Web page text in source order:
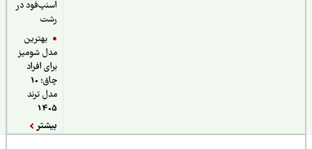
اسنپ‌فود در
بهترین
مدل شومیز
برای افراد
چاق؛ 10
مدل ترند